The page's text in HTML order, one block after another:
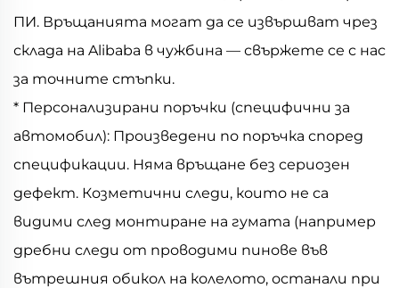
ПИ. Връщанията могат да се извършват чрез
склада на Alibaba в чужбина — свържете се с нас
за точните стъпки.
* Персонализирани поръчки (специфични за
автомобил): Произведени по поръчка според
спецификации. Няма връщане без сериозен
дефект. Козметични следи, които не са
видими след монтиране на гумата (например
дребни следи от проводими пинове във
вътрешния обикол на колелото, останали при